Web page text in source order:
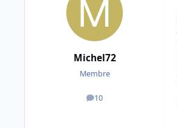
Michel72
Membre
10
messages